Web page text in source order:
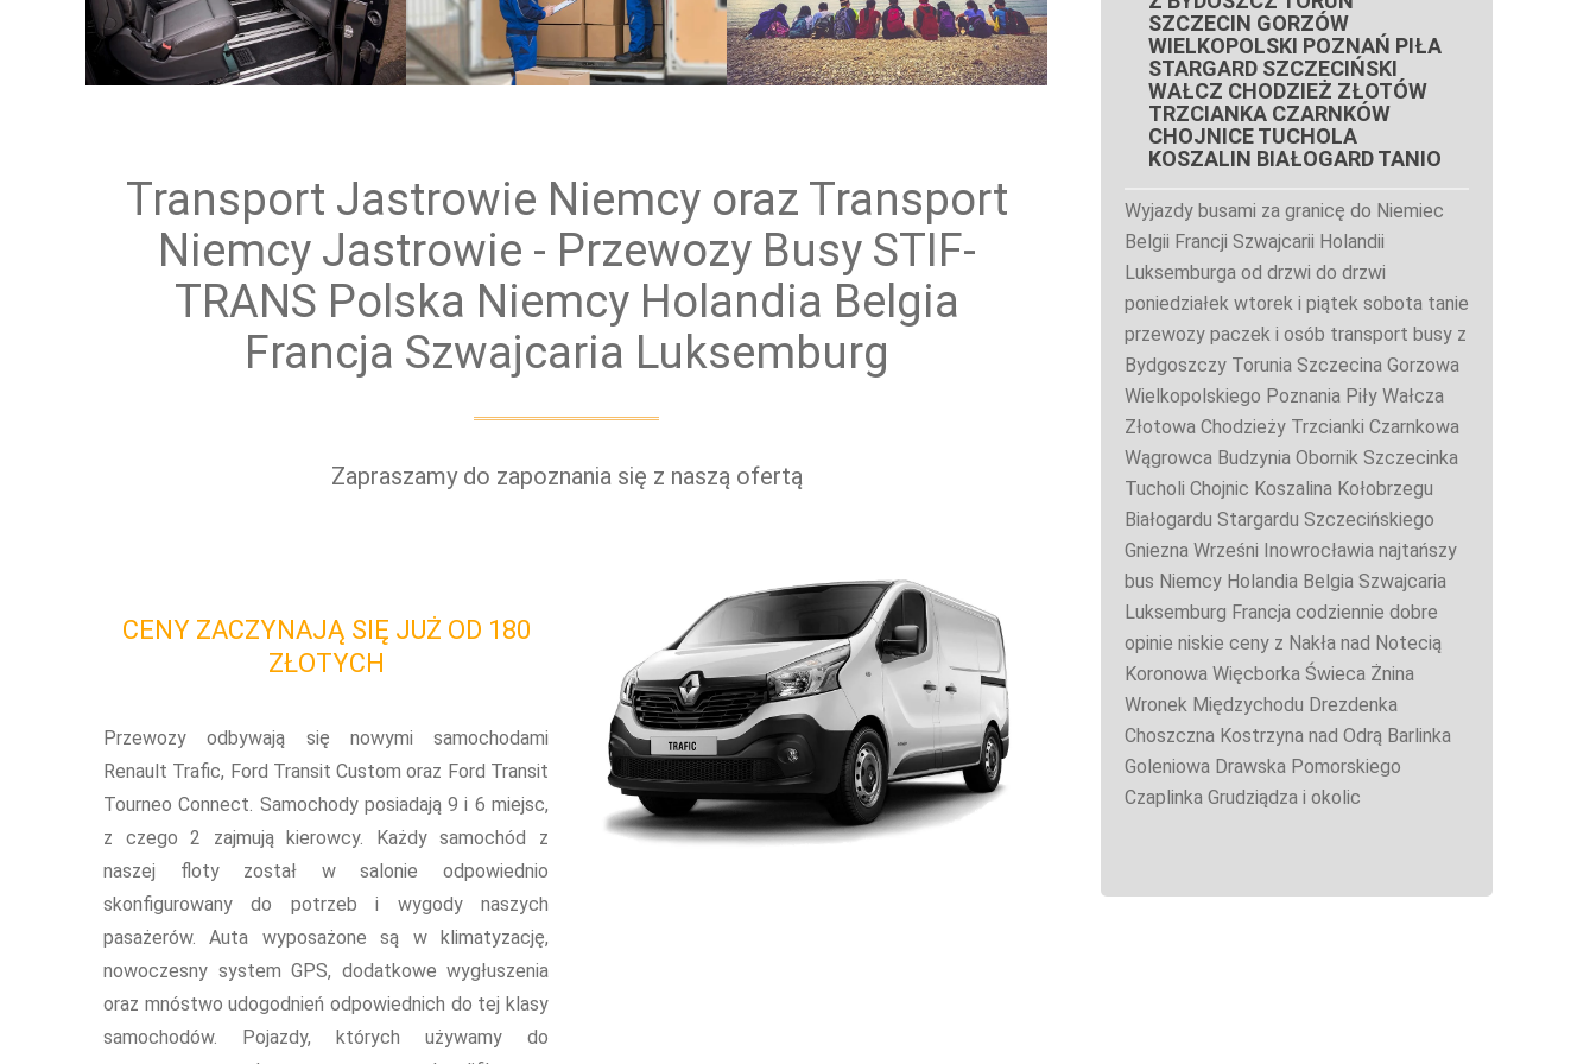
Przewóz paczek Przewóz grup zorganizowanych
Transport Jastrowie Niemcy oraz Transport
Niemcy Jastrowie - Przewozy Busy STIF-
TRANS Polska Niemcy Holandia Belgia
Francja Szwajcaria Luksemburg
Zapraszamy do zapoznania się z naszą ofertą
CENY ZACZYNAJĄ SIĘ JUŻ OD 180
ZŁOTYCH
Przewozy odbywają się nowymi samochodami
Renault Trafic, Ford Transit Custom oraz Ford Transit
Tourneo Connect. Samochody posiadają 9 i 6 miejsc,
z czego 2 zajmują kierowcy. Każdy samochód z
naszej floty został w salonie odpowiednio
skonfigurowany do potrzeb i wygody naszych
pasażerów. Auta wyposażone są w klimatyzację,
nowoczesny system GPS, dodatkowe wygłuszenia
oraz mnóstwo udogodnień odpowiednich do tej klasy
samochodów. Pojazdy, których używamy do
SZCZECIN GORZÓW
WIELKOPOLSKI POZNAŃ PIŁA
STARGARD SZCZECIŃSKI
WAŁCZ CHODZIEŻ ZŁOTÓW
TRZCIANKA CZARNKÓW
CHOJNICE TUCHOLA
KOSZALIN BIAŁOGARD TANIO
Wyjazdy busami za granicę do Niemiec
Belgii Francji Szwajcarii Holandii
Luksemburga od drzwi do drzwi
poniedziałek wtorek i piątek sobota tanie
przewozy paczek i osób transport busy z
Bydgoszczy Torunia Szczecina Gorzowa
Wielkopolskiego Poznania Piły Wałcza
Złotowa Chodzieży Trzcianki Czarnkowa
Wągrowca Budzynia Obornik Szczecinka
Tucholi Chojnic Koszalina Kołobrzegu
Białogardu Stargardu Szczecińskiego
Gniezna Wrześni Inowrocławia najtańszy
bus Niemcy Holandia Belgia Szwajcaria
Luksemburg Francja codziennie dobre
opinie niskie ceny z Nakła nad Notecią
Koronowa Więcborka Świeca Żnina
Wronek Międzychodu Drezdenka
Choszczna Kostrzyna nad Odrą Barlinka
Goleniowa Drawska Pomorskiego
Czaplinka Grudziądza i okolic